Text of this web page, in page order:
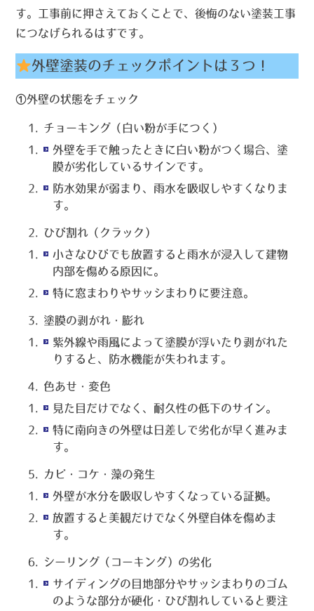
す。工事前に押さえておくことで、後悔のない塗装工事
につなげられるはずです。
外壁塗装のチェックポイントは３つ！
①外壁の状態をチェック
チョーキング（白い粉が手につく）
外壁を手で触ったときに白い粉がつく場合、塗
膜が劣化しているサインです。
防水効果が弱まり、雨水を吸収しやすくなりま
す。
ひび割れ（クラック）
小さなひびでも放置すると雨水が浸入して建物
内部を傷める原因に。
特に窓まわりやサッシまわりに要注意。
塗膜の剥がれ・膨れ
紫外線や雨風によって塗膜が浮いたり剥がれた
りすると、防水機能が失われます。
色あせ・変色
見た目だけでなく、耐久性の低下のサイン。
特に南向きの外壁は日差しで劣化が早く進みま
す。
カビ・コケ・藻の発生
外壁が水分を吸収しやすくなっている証拠。
放置すると美観だけでなく外壁自体を傷めま
す。
シーリング（コーキング）の劣化
サイディングの目地部分やサッシまわりのゴム
のような部分が硬化・ひび割れしていると要注